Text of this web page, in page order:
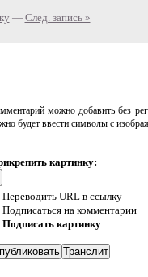
— След. запись »
можно добавить без
будет ввести символы с
картинку:
Переводить URL в ссылку
Подписаться на комментарии
Подписать картинку